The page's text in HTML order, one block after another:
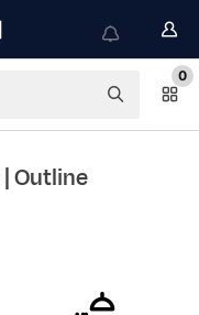
0
| Outline